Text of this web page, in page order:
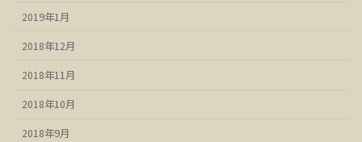
2019年1月
2018年12月
2018年11月
2018年10月
2018年9月